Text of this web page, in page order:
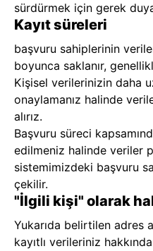
sürdürmek için gerek
Kayıt süreleri
başvuru sahiplerinin
boyunca saklanır,
Kişisel verilerinizin daha
onaylamanız halinde
alırız.
Başvuru süreci
edilmeniz halinde veriler
sistemimizdeki başvuru
çekilir.
"İlgili kişi" olarak
Yukarıda belirtilen adres
kayıtlı verileriniz